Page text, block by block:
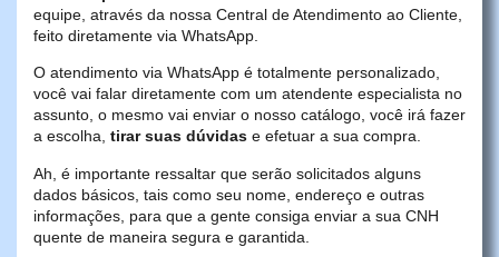
equipe, através da nossa Central de Atendimento ao Cliente,
feito diretamente via WhatsApp.
O atendimento via WhatsApp é totalmente personalizado,
você vai falar diretamente com um atendente especialista no
assunto, o mesmo vai enviar o nosso catálogo, você irá fazer
a escolha, tirar suas dúvidas e efetuar a sua compra.
Ah, é importante ressaltar que serão solicitados alguns
dados básicos, tais como seu nome, endereço e outras
informações, para que a gente consiga enviar a sua CNH
quente de maneira segura e garantida.